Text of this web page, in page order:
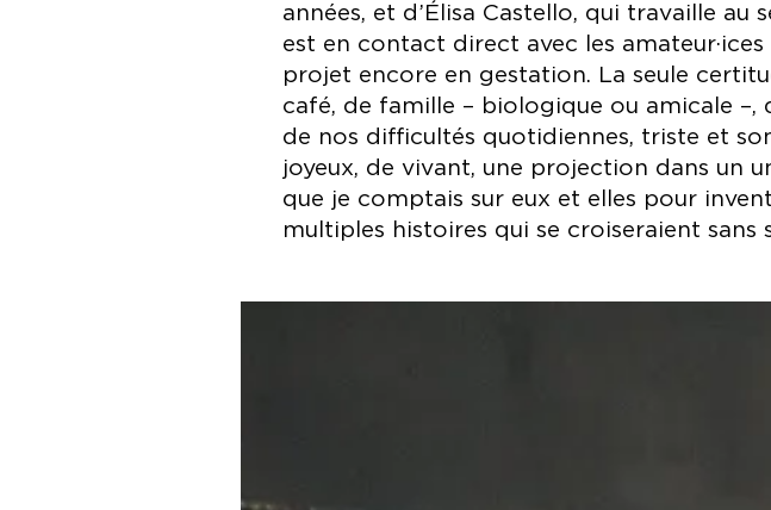
années, et d’Élisa Castello, qui travaille
est en contact direct avec les amateur·ices
projet encore en gestation. La seule
café, de famille – biologique ou amicale
de nos difficultés quotidiennes, triste et
joyeux, de vivant, une projection dans un
que je comptais sur eux et elles pour
multiples histoires qui se croiseraient sans